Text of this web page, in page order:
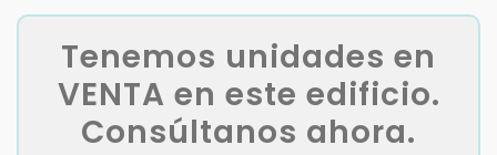
Tenemos unidades en
VENTA en este edificio.
Consúltanos ahora.